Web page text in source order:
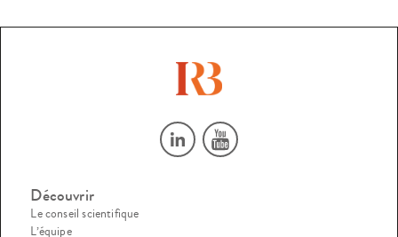
Découvrir
Le conseil scientifique
L’équipe